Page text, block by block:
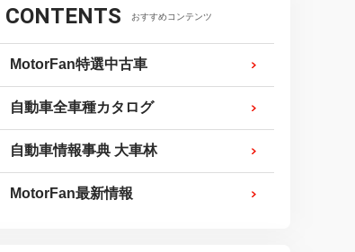
CONTENTS おすすめコンテンツ
MotorFan特選中古車
自動車全車種カタログ
自動車情報事典 大車林
MotorFan最新情報